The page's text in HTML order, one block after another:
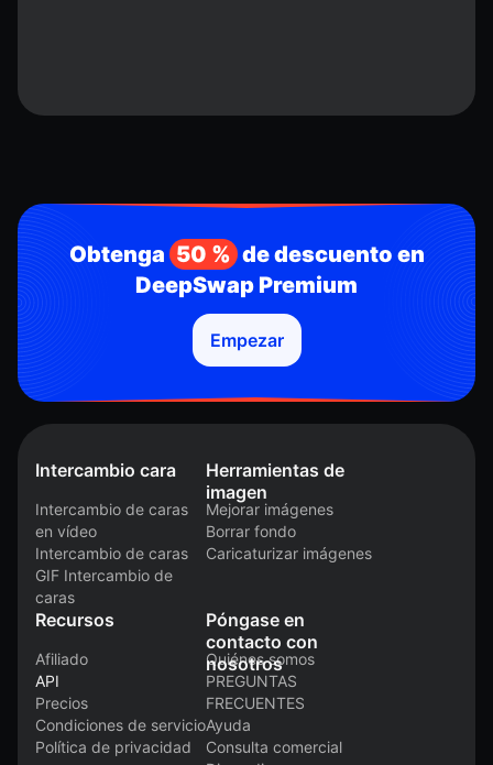
Obtenga 50 % de descuento en
DeepSwap Premium
Empezar
Intercambio cara
Intercambio de caras
en vídeo
Intercambio de caras
GIF Intercambio de
caras
Herramientas de
imagen
Mejorar imágenes
Borrar fondo
Caricaturizar imágenes
Recursos
Afiliado
API
Precios
Condiciones de servicio
Política de privacidad
Póngase en
contacto con
nosotros
Quiénes somos
PREGUNTAS
FRECUENTES
Ayuda
Consulta comercial